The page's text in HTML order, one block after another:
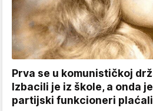
Prva se u komunističkoj
Izbacili je iz škole, a onda
partijski funkcioneri